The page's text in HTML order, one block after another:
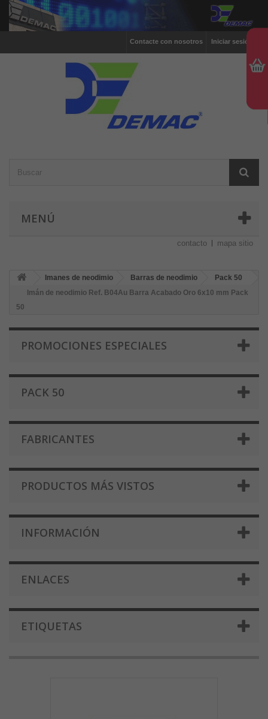
Iniciar sesión
Contacte con nosotros
MENÚ
contacto mapa sitio
Imanes de neodimio Barras de neodimio
Pack 50
Imán de neodimio Ref. B04Au Barra Acabado Oro 6x10 mm Pack
50
PROMOCIONES ESPECIALES
PACK 50
FABRICANTES
PRODUCTOS MÁS VISTOS
INFORMACIÓN
ENLACES
ETIQUETAS